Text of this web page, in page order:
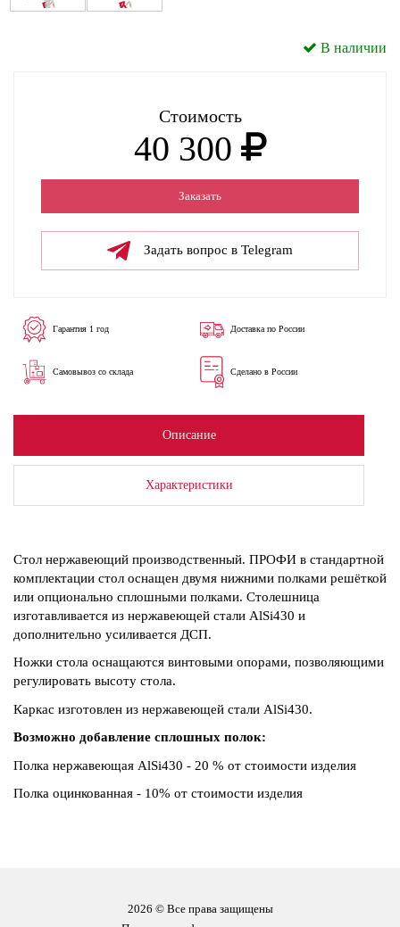
В наличии
Стоимость
40 300
Заказать
Задать вопрос в Telegram
Гарантия 1 год Доставка по России
Самовывоз со склада Сделано в России
Описание
Характеристики
Стол нержавеющий производственный. ПРОФИ в стандартной
комплектации стол оснащен двумя нижними полками решёткой
или опционально сплошными полками. Столешница
изготавливается из нержавеющей стали AlSi430 и
дополнительно усиливается ДСП.
Ножки стола оснащаются винтовыми опорами, позволяющими
регулировать высоту стола.
Каркас изготовлен из нержавеющей стали AlSi430.
Возможно добавление сплошных полок:
Полка нержавеющая AlSi430 - 20 % от стоимости изделия
Полка оцинкованная - 10% от стоимости изделия
2026 © Все права защищены